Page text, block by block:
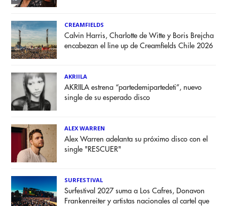
CREAMFIELDS
Calvin Harris, Charlotte de Witte y Boris Brejcha
encabezan el line up de Creamfields Chile 2026
AKRIILA
AKRIILA estrena “partedemipartedeti”, nuevo
single de su esperado disco
ALEX WARREN
Alex Warren adelanta su próximo disco con el
single "RESCUER"
SURFESTIVAL
Surfestival 2027 suma a Los Cafres, Donavon
Frankenreiter y artistas nacionales al cartel que